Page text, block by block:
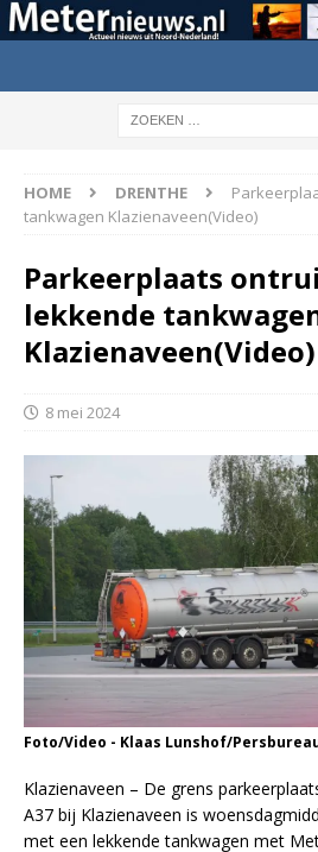
HOME DRENTHE
tankwagen Klazienaveen(Video)
Parkeerplaats
lekkende
Klazienaveen(Video)
8 mei 2024
Foto/Video - Klaas Lunshof/
Klazienaveen – De grens
A37 bij Klazienaveen is
met een lekkende tankwagen met